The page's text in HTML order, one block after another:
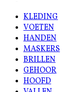
KLEDING
VOETEN
HANDEN
MASKERS
BRILLEN
GEHOOR
HOOFD